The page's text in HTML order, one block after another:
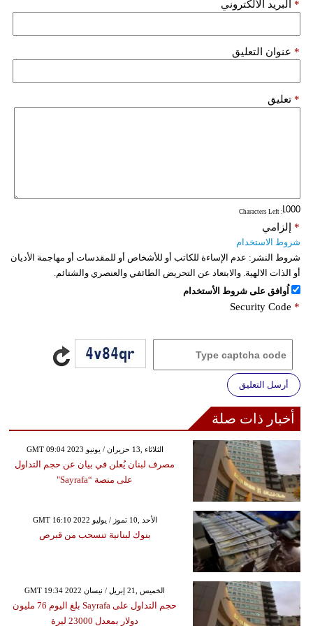
البريد الألكتروني *
عنوان التعليق *
تعليق *
: Characters Left
إلزامي *
شروط الاستخدام
شروط النشر: عدم الإساءة للكاتب أو للأشخاص أو للمقدسات أو مهاجمة الأديان
أو الذات الالهية. والابتعاد عن التحريض الطائفي والعنصري والشتائم.
اُوافق على شروط الأستخدام
Security Code *
أرسل التعليق
أخبار ذات صلة
GMT 09:04 2023 الثلاثاء ,13 حزيران / يونيو
مصرف لبنان يُعلن في بيان عن حجم التداول
على منصة “Sayrafa"
GMT 16:10 2022 الأحد ,10 تموز / يوليو
بنوك لبنانية تنسحب من قبرص
GMT 19:34 2022 الخميس ,21 إبريل / نيسان
حجم التداول على Sayrafa بلغ اليوم 76 مليون
دولار بمعدل 23000 ليرة